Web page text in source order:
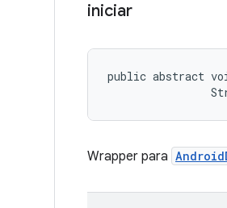
iniciar
public abstract
Wrapper para